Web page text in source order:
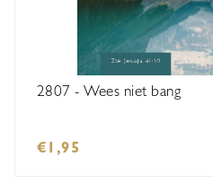
2807 - Wees niet bang
€1,95